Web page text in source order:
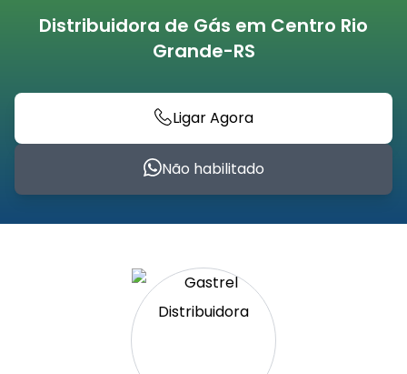
Distribuidora de Gás em Centro Rio
Grande-RS
Ligar Agora
Não habilitado